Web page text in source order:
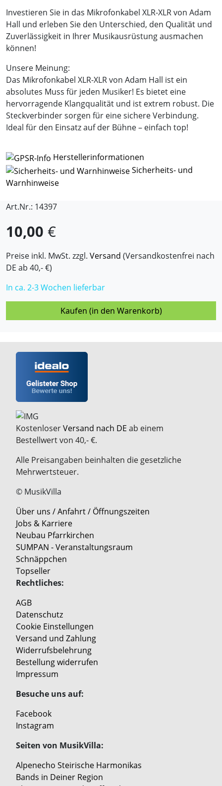
Investieren Sie in das Mikrofonkabel XLR-XLR von Adam
Hall und erleben Sie den Unterschied, den Qualität und
Zuverlässigkeit in Ihrer Musikausrüstung ausmachen
können!
Unsere Meinung:
Das Mikrofonkabel XLR-XLR von Adam Hall ist ein
absolutes Muss für jeden Musiker! Es bietet eine
hervorragende Klangqualität und ist extrem robust. Die
Steckverbinder sorgen für eine sichere Verbindung.
Ideal für den Einsatz auf der Bühne – einfach top!
Herstellerinformationen
Sicherheits- und
Warnhinweise
Art.Nr.: 14397
10,00 €
Preise inkl. MwSt. zzgl. Versand (Versandkostenfrei nach
DE ab 40,- €)
In ca. 2-3 Wochen lieferbar
Kaufen (in den Warenkorb)
KostenloserVersand nach DE ab einem
Bestellwert von 40,- €.
Alle Preisangaben beinhalten die gesetzliche
Mehrwertsteuer.
© MusikVilla
Über uns / Anfahrt / Öffnungszeiten
Jobs & Karriere
Neubau Pfarrkirchen
SUMPAN - Veranstaltungsraum
Schnäppchen
Topseller
Rechtliches:
AGB
Datenschutz
Cookie Einstellungen
Versand und Zahlung
Widerrufsbelehrung
Bestellung widerrufen
Impressum
Besuche uns auf:
Facebook
Instagram
Seiten von MusikVilla:
Alpenecho Steirische Harmonikas
Bands in Deiner Region